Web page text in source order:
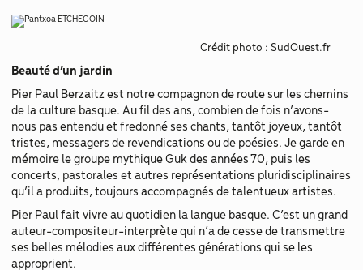
Crédit photo : SudOuest.fr
Beauté d’un jardin
Pier Paul Berzaitz est notre compagnon de route sur les chemins
de la culture basque. Au fil des ans, combien de fois n’avons-
nous pas entendu et fredonné ses chants, tantôt joyeux, tantôt
tristes, messagers de revendications ou de poésies. Je garde en
mémoire le groupe mythique Guk des années 70, puis les
concerts, pastorales et autres représentations pluridisciplinaires
qu’il a produits, toujours accompagnés de talentueux artistes.
Pier Paul fait vivre au quotidien la langue basque. C’est un grand
auteur-compositeur-interprète qui n’a de cesse de transmettre
ses belles mélodies aux différentes générations qui se les
approprient.